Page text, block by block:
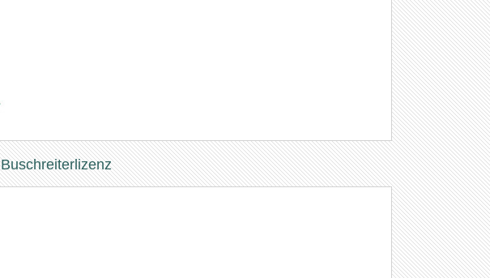
Buschreiterlizenz